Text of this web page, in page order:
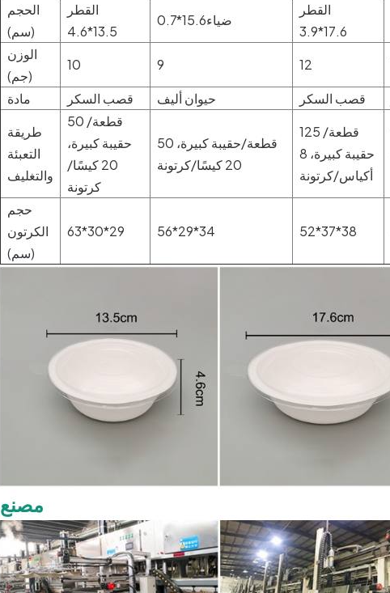
الحجم
(سم)
القطر
13.5*4.6
ضياء15.6*0.7
القطر
17.6*3.9
الوزن
(جم)
10 9 12
مادة
قصب السكر حيوان أليف قصب السكر
طريقة
التعبئة
والتغليف
50 قطعة/
حقيبة كبيرة،
20 كيسًا/
كرتونة
50 قطعة/حقيبة كبيرة،
20 كيسًا/كرتونة
125 قطعة/
حقيبة كبيرة، 8
أكياس/كرتونة
حجم
الكرتون
(سم)
63*30*29 56*29*34 52*37*38
مصنع